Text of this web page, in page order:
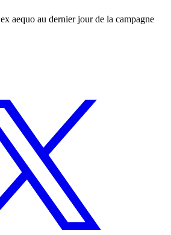
aequo au dernier jour de la campagne